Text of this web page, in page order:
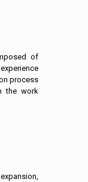
of
process
the work